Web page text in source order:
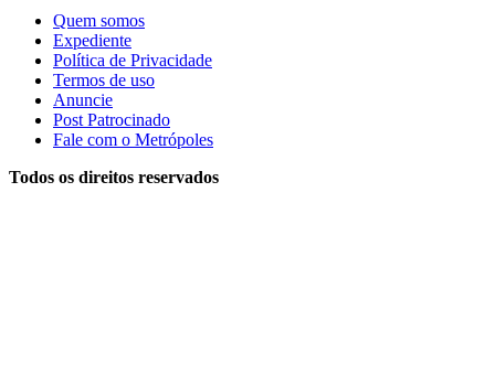
Quem somos
Expediente
Política de Privacidade
Termos de uso
Anuncie
Post Patrocinado
Fale com o Metrópoles
Todos os direitos reservados